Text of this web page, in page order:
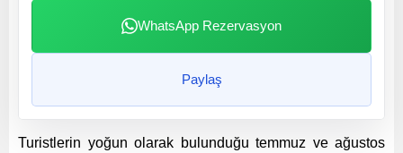
WhatsApp Rezervasyon
Paylaş
Turistlerin yoğun olarak bulunduğu temmuz ve ağustos